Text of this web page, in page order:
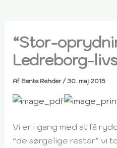
“Stor-
Ledreborg-
Af Bente Rehder /30. maj 2015
Vi er i gang med at få
“de sørgelige rester” vi